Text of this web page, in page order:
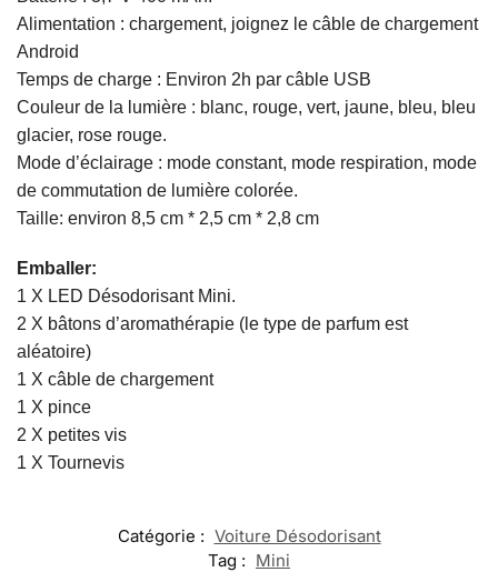
Alimentation : chargement, joignez le câble de chargement
Android
Temps de charge : Environ 2h par câble USB
Couleur de la lumière : blanc, rouge, vert, jaune, bleu, bleu
glacier, rose rouge.
Mode d’éclairage : mode constant, mode respiration, mode
de commutation de lumière colorée.
Taille: environ 8,5 cm * 2,5 cm * 2,8 cm
Emballer:
1 X LED Désodorisant Mini.
2 X bâtons d’aromathérapie (le type de parfum est
aléatoire)
1 X câble de chargement
1 X pince
2 X petites vis
1 X Tournevis
Catégorie : Voiture Désodorisant
Tag : Mini